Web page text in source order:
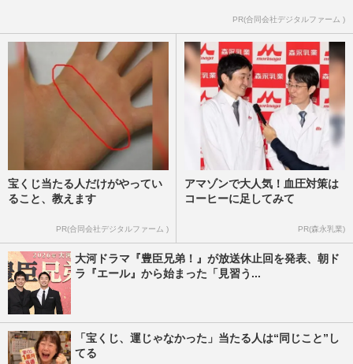
《ミラノ・コルティナ五輪》フィギュアス
追いかけ自問自答、夢のた…
週刊女性2026年3月3日・10日号 2026/2/20
PR(合同会社デジタルファーム )
宝くじ当たる人だけがやってい
ること、教えます
PR(合同会社デジタルファーム )
アマゾンで大人気！血圧対策は
コーヒーに足してみて
PR(森永乳業)
大河ドラマ『豊臣兄弟！』が放送休止回を発表、朝ド
ラ『エール』から始まった「見習う...
「宝くじ、運じゃなかった」当たる人は“同じこと”し
てる